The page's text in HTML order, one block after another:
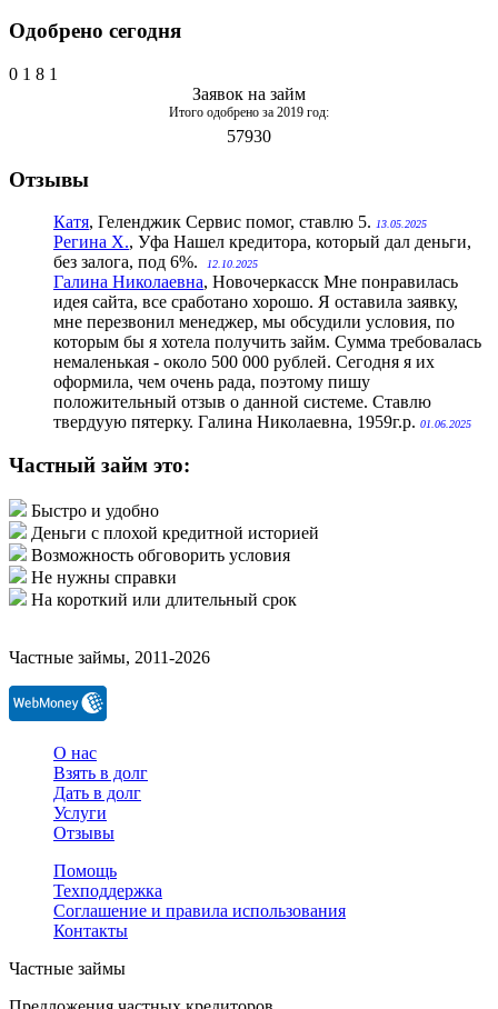
Одобрено сегодня
0 1 8 1
Заявок на займ
Итого одобрено за 2019 год:
57930
Отзывы
Катя, Геленджик Сервис помог, ставлю 5. 13.05.2025
Регина Х., Уфа Нашел кредитора, который дал деньги,
без залога, под 6%.
12.10.2025
Галина Николаевна, Новочеркасск Мне понравилась
идея сайта, все сработано хорошо. Я оставила заявку,
мне перезвонил менеджер, мы обсудили условия, по
которым бы я хотела получить займ. Сумма требовалась
немаленькая - около 500 000 рублей. Сегодня я их
оформила, чем очень рада, поэтому пишу
положительный отзыв о данной системе. Ставлю
твердуую пятерку. Галина Николаевна, 1959г.р. 01.06.2025
Частный займ это:
Быстро и удобно
Деньги с плохой кредитной историей
Возможность обговорить условия
Не нужны справки
На короткий или длительный срок
Частные займы, 2011-2026
О нас
Взять в долг
Дать в долг
Услуги
Отзывы
Помощь
Техподдержка
Соглашение и правила использования
Контакты
Частные займы